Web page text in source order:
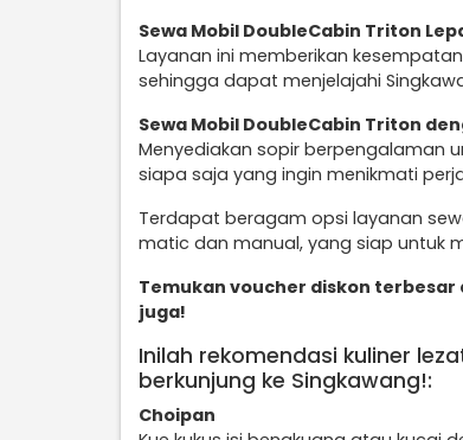
Sewa Mobil DoubleCabin Triton
Layanan ini memberikan
sehingga dapat menjelajahi
Sewa Mobil DoubleCabin Triton
Menyediakan sopir berpengalaman
siapa saja yang ingin menikmati
Terdapat beragam opsi layanan
matic dan manual, yang siap untuk
Temukan voucher diskon terbesar
juga!
Inilah rekomendasi kuliner
berkunjung ke Singkawang!:
Choipan